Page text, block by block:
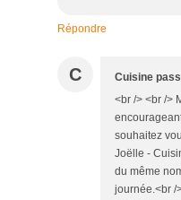
Répondre
C Cuisine
<br /> <br />
souhaitez
Joëlle -
du même
journée.<br /